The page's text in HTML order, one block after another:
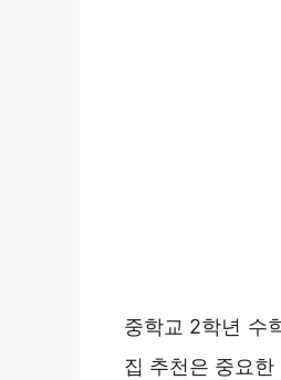
중학교 2학년 수
집 추천은 중요